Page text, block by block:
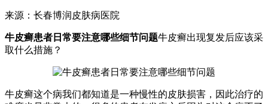
来源：长春博润皮肤病医院
牛皮癣患者日常要注意哪些细节问题牛皮癣出现复发后应该采
取什么措施？
牛皮癣这个病我们都知道是一种慢性的皮肤损害，因此治疗的